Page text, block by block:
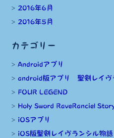
2016年6月
2016年5月
カテゴリー
Androidアプリ
android版アプリ 聖剣レイヴ
FOUR LEGEND
Holy Sword RaveRanciel
iOSアプリ
iOS版聖剣レイヴランシル物語